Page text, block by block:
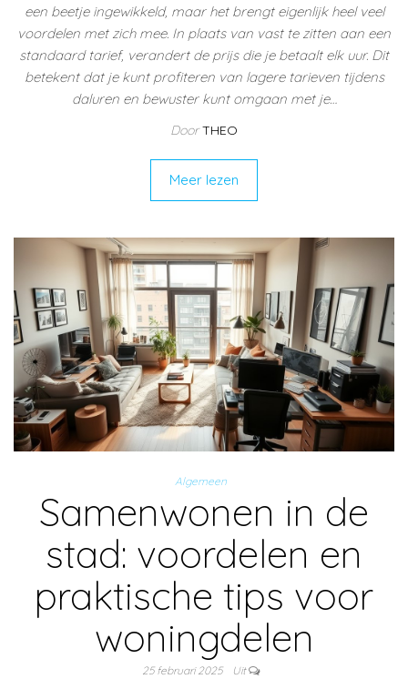
een beetje ingewikkeld, maar het brengt eigenlijk heel veel
voordelen met zich mee. In plaats van vast te zitten aan een
standaard tarief, verandert de prijs die je betaalt elk uur. Dit
betekent dat je kunt profiteren van lagere tarieven tijdens
daluren en bewuster kunt omgaan met je…
Door THEO
Meer lezen
Algemeen
Samenwonen in de
stad: voordelen en
praktische tips voor
woningdelen
25 februari 2025 Uit